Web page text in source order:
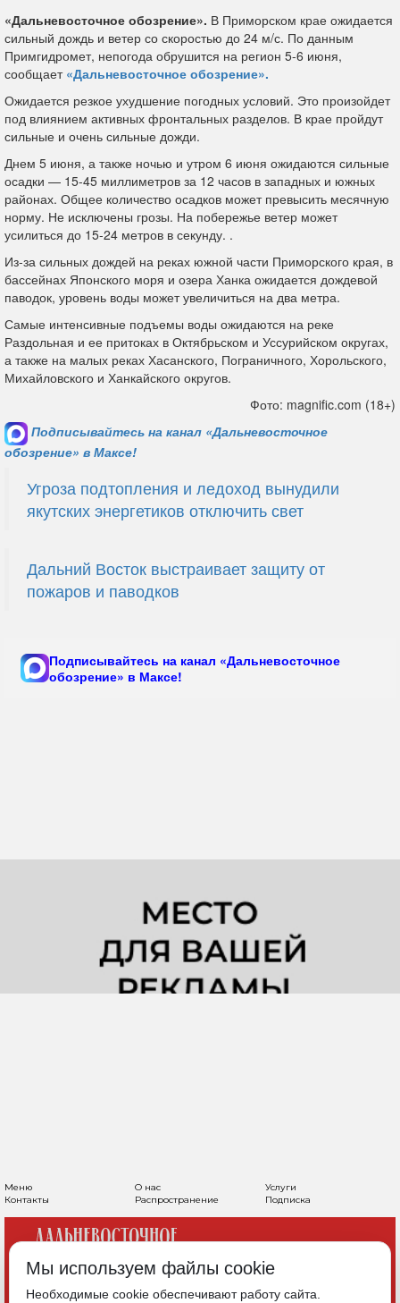
«Дальневосточное обозрение». В Приморском крае ожидается
сильный дождь и ветер со скоростью до 24 м/с. По данным
Примгидромет, непогода обрушится на регион 5-6 июня,
сообщает «Дальневосточное обозрение».
Ожидается резкое ухудшение погодных условий. Это произойдет
под влиянием активных фронтальных разделов. В крае пройдут
сильные и очень сильные дожди.
Днем 5 июня, а также ночью и утром 6 июня ожидаются сильные
осадки — 15-45 миллиметров за 12 часов в западных и южных
районах. Общее количество осадков может превысить месячную
норму. Не исключены грозы. На побережье ветер может
усилиться до 15-24 метров в секунду. .
Из-за сильных дождей на реках южной части Приморского края, в
бассейнах Японского моря и озера Ханка ожидается дождевой
паводок, уровень воды может увеличиться на два метра.
Самые интенсивные подъемы воды ожидаются на реке
Раздольная и ее притоках в Октябрьском и Уссурийском округах,
а также на малых реках Хасанского, Пограничного, Хорольского,
Михайловского и Ханкайского округов.
Фото: magnific.com (18+)
Подписывайтесь на канал «Дальневосточное
обозрение» в Максе!
Угроза подтопления и ледоход вынудили
якутских энергетиков отключить свет
Дальний Восток выстраивает защиту от
пожаров и паводков
Подписывайтесь на канал «Дальневосточное
обозрение» в Максе!
Меню О нас
Услуги
Контакты
Распространение Подписка
Мы используем файлы cookie
Необходимые cookie обеспечивают работу сайта.